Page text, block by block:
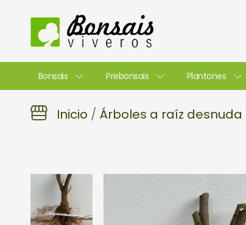
contenido
Bonsais Prebonsais Plantones
Inicio / Árboles a raíz desnuda